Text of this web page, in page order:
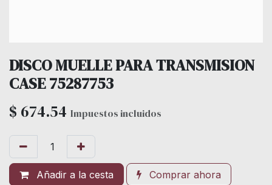
DISCO MUELLE PARA TRANSMISION
CASE 75287753
$ 674.54 Impuestos incluidos
Añadir a la cesta Comprar ahora